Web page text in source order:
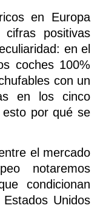
en Europa
positivas
en el
coches 100%
con un
en los cinco
por qué se
el mercado
notaremos
condicionan
Unidos